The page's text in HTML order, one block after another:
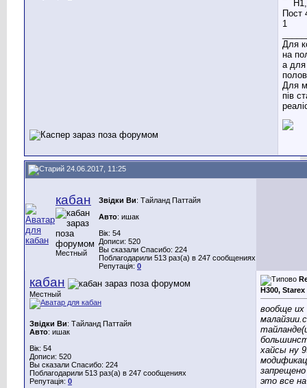
Для
на
а для
Для
пів
24.06.2017, 11:25
кабан
Местный
Звідки Ви: Тайланд Паттайя
Авто: ишак
Вік: 54
Дописи: 520
Вы сказали Спасибо: 224
Поблагодарили 513 раз(а) в 247 сообщениях
Репутація: 0
кабан
Местный
Звідки Ви: Тайланд Паттайя
Авто: ишак
Вік: 54
Дописи: 520
Вы сказали Спасибо: 224
Поблагодарили 513 раз(а) в 247 сообщениях
Репутація: 0
H300, Starex
вообще их
хайсы ну
это все